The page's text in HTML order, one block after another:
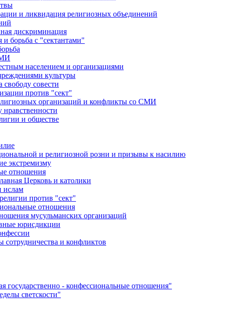
и ликвидация религиозных объединений
дискриминация
борьба с "сектантами"
населением и организациями
культуры
свободу совести
против "сект"
организаций и конфликты со СМИ
и обществе
и религиозной розни и призывы к насилию
экстремизму
отношения
Церковь и католики
ислам
против "сект"
отношения
мусульманских организаций
юрисдикции
сотрудничества и конфликтов
государственно - конфессиональные отношения"
светскости"